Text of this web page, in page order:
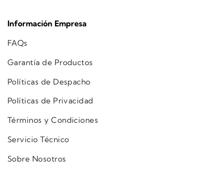
Información Empresa
FAQs
Garantía de Productos
Políticas de Despacho
Políticas de Privacidad
Términos y Condiciones
Servicio Técnico
Sobre Nosotros